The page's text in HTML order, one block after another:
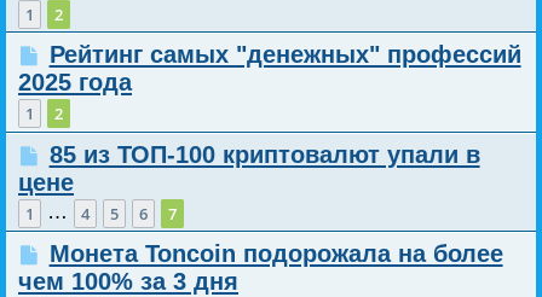
1 2
Рейтинг самых "денежных" профессий
2025 года
1 2
85 из ТОП-100 криптовалют упали в
цене
1 … 4 5 6 7
Монета Toncoin подорожала на более
чем 100% за 3 дня